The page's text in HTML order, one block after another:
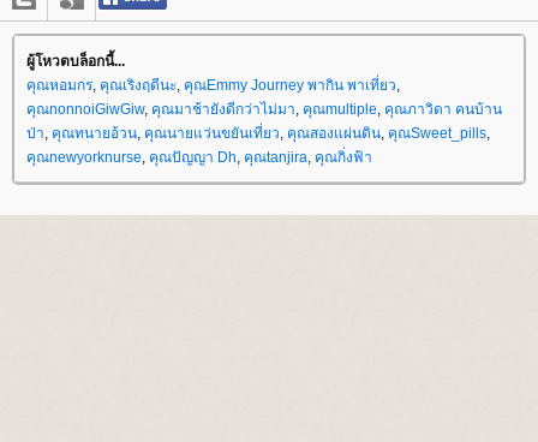
ผู้โหวตบล็อกนี้...
คุณหอมกร, คุณเริงฤดีนะ, คุณEmmy Journey พากิน พาเที่ยว,
คุณnonnoiGiwGiw, คุณมาช้ายังดีกว่าไม่มา, คุณmultiple, คุณภาวิดา คนบ้าน
ป่า, คุณทนายอ้วน, คุณนายแว่นขยันเที่ยว, คุณสองแผ่นดิน, คุณSweet_pills,
คุณnewyorknurse, คุณปัญญา Dh, คุณtanjira, คุณกิ่งฟ้า